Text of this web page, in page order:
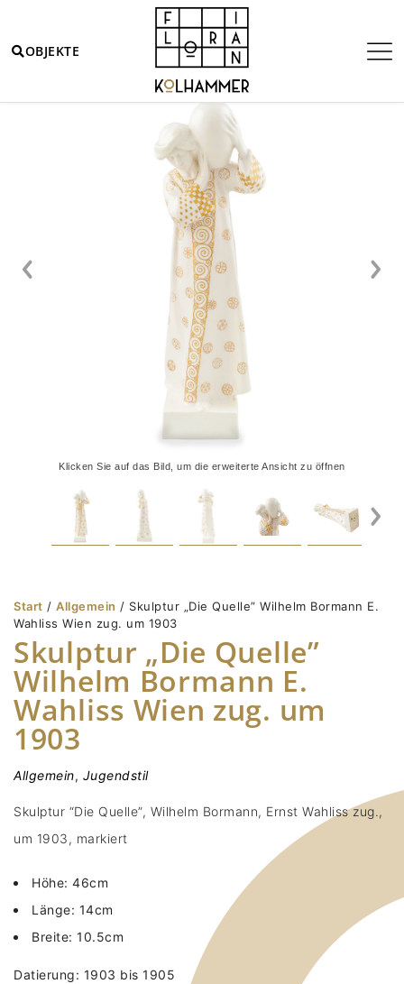
OBJEKTE
Klicken Sie auf das Bild, um die erweiterte Ansicht zu öffnen
Start / Allgemein / Skulptur „Die Quelle” Wilhelm Bormann E.
Wahliss Wien zug. um 1903
Skulptur „Die Quelle”
Wilhelm Bormann E.
Wahliss Wien zug. um
1903
Allgemein, Jugendstil
Skulptur “Die Quelle”, Wilhelm Bormann, Ernst Wahliss zug.,
um 1903, markiert
Höhe: 46cm
Länge: 14cm
Breite: 10.5cm
Datierung: 1903 bis 1905